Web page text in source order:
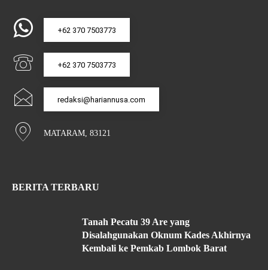
+62 370 7503773
+62 370 7503773
redaksi@hariannusa.com
MATARAM, 83121
BERITA TERBARU
Tanah Pecatu 39 Are yang
Disalahgunakan Oknum Kades Akhirnya
Kembali ke Pemkab Lombok Barat